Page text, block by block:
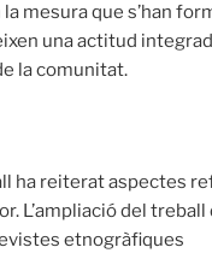
mesura que s’han
una actitud
la comunitat.
ha reiterat aspectes
L’ampliació del treball
etnogràfiques